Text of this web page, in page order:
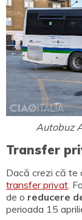
Autobuz
Transfer
Dacă crezi că te
transfer privat
de o reducere
perioada 15